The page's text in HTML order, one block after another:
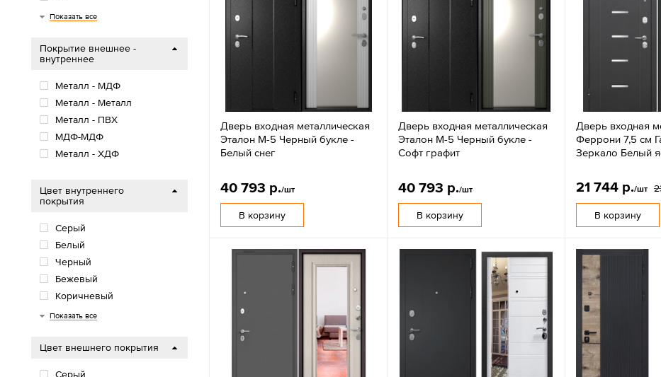
Дверь входная металлическая
Эталон M-5 Черный букле -
Белый снег
40 793 р./шт
В корзину
Дверь входная металлическая
Эталон M-5 Черный букле -
Софт графит
40 793 р./шт
В корзину
Дверь входная
Феррони 7,5 см
Зеркало Белый
21 744 р./шт
В корзину
2
Показать все
Покрытие внешнее -
внутреннее
Металл - МДФ
Металл - Металл
Металл - ПВХ
МДФ-МДФ
Металл - ХДФ
Цвет внутреннего
покрытия
Серый
Белый
Черный
Бежевый
Коричневый
Зеленый
Медный
Показать все
Цвет внешнего покрытия
Серый